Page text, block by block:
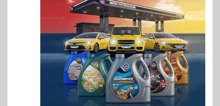
بنك QNB مصر يعزز جاهزية
المشروعات الصغيرة والمتوسطة
للنمو والتوسع
9 اخبار
فيكسد مصر و”حلول” تتشاركان
في تطوير أول منصة للسياحة
الصحية في مصر والشرق الأوسط
وأفريقيا Tour4Cure